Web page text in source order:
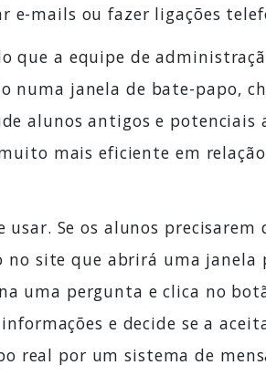
e-mails ou fazer ligações
que a equipe de
janela de bate-papo,
alunos antigos e
mais eficiente em
Se os alunos
site que abrirá uma janela
uma pergunta e clica no
e decide se a
real por um sistema de